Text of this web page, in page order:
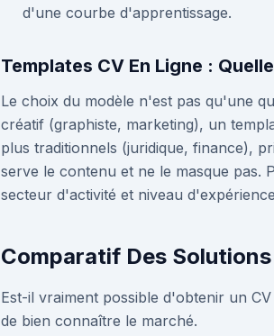
d'une courbe d'apprentissage.
Templates CV En Ligne :
Le choix du modèle n'est pas qu'une
créatif (graphiste, marketing), un
plus traditionnels (juridique, finance),
serve le contenu et ne le masque pas.
secteur d'activité et niveau
Comparatif Des
Est-il vraiment possible d'obtenir un
de bien connaître le marché.